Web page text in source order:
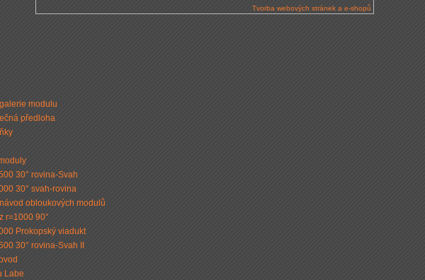
Tvorba webových stránek a e-shopů
modulu
předloha
30° rovina-Svah
30° svah-rovina
obloukových modulů
r=1000 90°
Prokopský viadukt
30° rovina-Svah II
Labe